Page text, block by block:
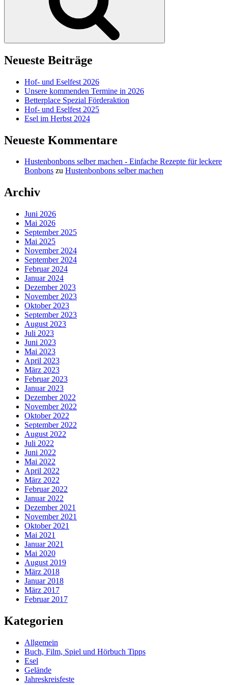
Neueste Beiträge
Hof- und Eselfest 2026
Unsere kommenden Termine in 2026
Betterplace Spezial Förderaktion
Hof- und Eselfest 2025
Esel im Herbst 2024
Neueste Kommentare
Hustenbonbons selber machen - Einfache Rezepte für leckere
Bonbons zu Hustenbonbons selber machen
Archiv
Juni 2026
Mai 2026
September 2025
Mai 2025
November 2024
September 2024
Februar 2024
Januar 2024
Dezember 2023
November 2023
Oktober 2023
September 2023
August 2023
Juli 2023
Juni 2023
Mai 2023
April 2023
März 2023
Februar 2023
Januar 2023
Dezember 2022
November 2022
Oktober 2022
September 2022
August 2022
Juli 2022
Juni 2022
Mai 2022
April 2022
März 2022
Februar 2022
Januar 2022
Dezember 2021
November 2021
Oktober 2021
Mai 2021
Januar 2021
Mai 2020
August 2019
März 2018
Januar 2018
März 2017
Februar 2017
Kategorien
Allgemein
Buch, Film, Spiel und Hörbuch Tipps
Esel
Gelände
Jahreskreisfeste